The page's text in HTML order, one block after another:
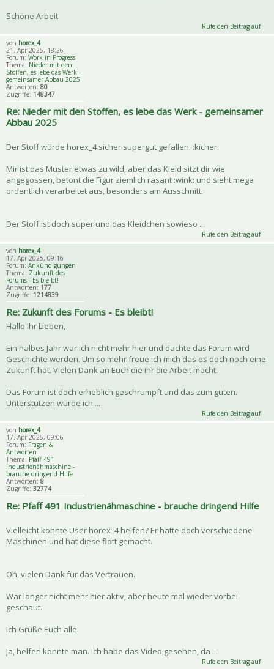
Schöne Arbeit
Rufe den Beitrag auf
von horex_4
21. Apr 2025, 18:26
Forum: Work in Progress
Thema: Nieder mit den
Stoffen, es lebe das Werk -
gemeinsamer Abbau 2025
Antworten: 80
Zugriffe: 148347
Re: Nieder mit den Stoffen, es lebe das Werk - gemeinsamer
Abbau 2025
Der Stoff würde horex_4 sicher supergut gefallen. :kicher:
Mir ist das Muster etwas zu wild, aber das Kleid sitzt dir wie
angegossen, betont die Figur ziemlich rasant :wink: und sieht mega
ordentlich verarbeitet aus, besonders am Ausschnitt.
Der Stoff ist doch super und das Kleidchen sowieso ...
Rufe den Beitrag auf
von horex_4
17. Apr 2025, 09:16
Forum: Ankündigungen
Thema: Zukunft des
Forums - Es bleibt!
Antworten: 177
Zugriffe: 1214839
Re: Zukunft des Forums - Es bleibt!
Hallo Ihr Lieben,
Ein halbes Jahr war ich nicht mehr hier und dachte das Forum wird
Geschichte werden. Um so mehr freue ich mich das es doch noch eine
Zukunft hat. Vielen Dank an Euch die ihr die Arbeit macht.
Das Forum ist doch erheblich geschrumpft und das zum guten.
Unterstützen würde ich ...
Rufe den Beitrag auf
von horex_4
17. Apr 2025, 09:06
Forum: Fragen &
Antworten
Thema: Pfaff 491
Industrienähmaschine -
brauche dringend Hilfe
Antworten: 8
Zugriffe: 32774
Re: Pfaff 491 Industrienähmaschine - brauche dringend Hilfe
Vielleicht könnte User horex_4 helfen? Er hatte doch verschiedene
Maschinen und hat diese flott gemacht.
Oh, vielen Dank für das Vertrauen.
War länger nicht mehr hier aktiv, aber heute mal wieder vorbei
geschaut.
Ich Grüße Euch alle.
Ja, helfen könnte man. Ich habe das Video gesehen, da ...
Rufe den Beitrag auf